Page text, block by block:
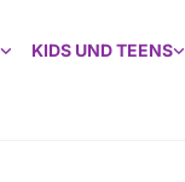
KIDS UND TEENS